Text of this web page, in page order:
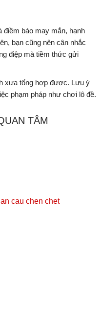
báo may mắn, hạnh
bạn cũng nên cân nhắc
điệp mà tiềm thức gửi
xưa tổng hợp được. Lưu ý
phạm pháp như chơi lô đề.
TÂM
cau chen chet